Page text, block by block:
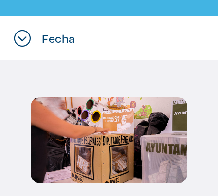
Lo más buscado
Prepa ITESO
Sustentabilidad
Fecha